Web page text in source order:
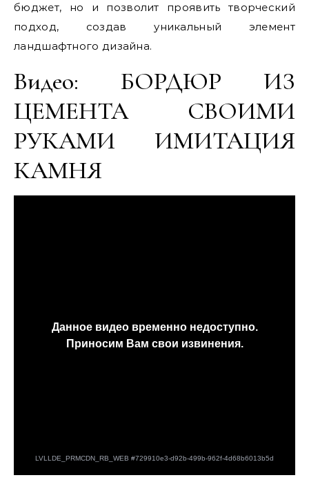
бюджет, но и позволит проявить творческий
подход, создав уникальный элемент
ландшафтного дизайна.
Видео: БОРДЮР ИЗ
ЦЕМЕНТА СВОИМИ
РУКАМИ ИМИТАЦИЯ
КАМНЯ